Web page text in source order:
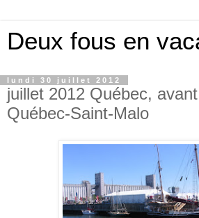
Deux fous en
lundi 30 juillet 2012
juillet 2012 Québec,
Québec-Saint-Malo